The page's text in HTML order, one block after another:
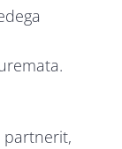
partnerit,